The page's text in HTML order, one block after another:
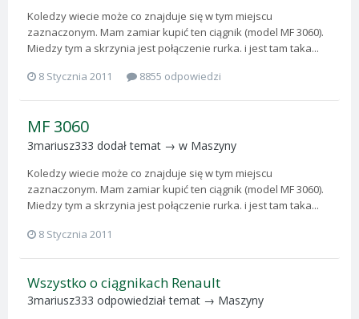
Koledzy wiecie może co znajduje się w tym miejscu
zaznaczonym. Mam zamiar kupić ten ciągnik (model MF 3060).
Miedzy tym a skrzynia jest połączenie rurka. i jest tam taka...
8 Stycznia 2011
8855 odpowiedzi
MF 3060
3mariusz333 dodał temat → w Maszyny
Koledzy wiecie może co znajduje się w tym miejscu
zaznaczonym. Mam zamiar kupić ten ciągnik (model MF 3060).
Miedzy tym a skrzynia jest połączenie rurka. i jest tam taka...
8 Stycznia 2011
Wszystko o ciągnikach Renault
3mariusz333 odpowiedział temat → Maszyny